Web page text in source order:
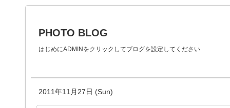
PHOTO BLOG
はじめにADMINをクリックしてブログを設定してください
2011年11月27日 (Sun)